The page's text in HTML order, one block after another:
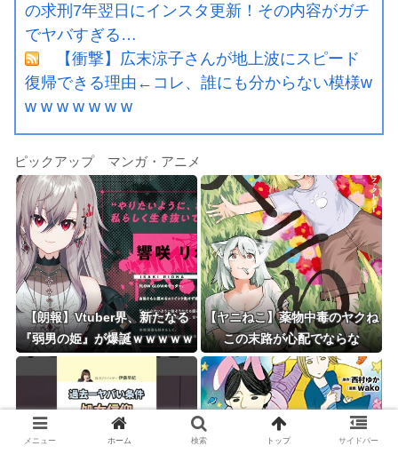
の求刑7年翌日にインスタ更新！その内容がガチ
でヤバすぎる…
【衝撃】広末涼子さんが地上波にスピード
復帰できる理由←コレ、誰にも分からない模様w
w w w w w w w
ピックアップ マンガ・アニメ
【朗報】Vtuber界、新たなる
『弱男の姫』が爆誕ｗｗｗｗｗ
ｗｗｗｗｗｗ
【ヤニねこ】薬物中毒のヤクね
この末路が心配でならな
い・・・
メニュー ホーム 検索 トップ サイドバー